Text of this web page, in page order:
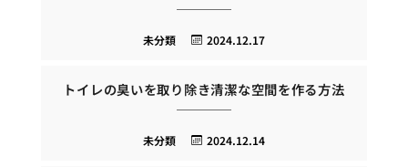
2024.12.17
未分類
トイレの臭いを取り除き清潔な空間を作る方法
2024.12.14
未分類